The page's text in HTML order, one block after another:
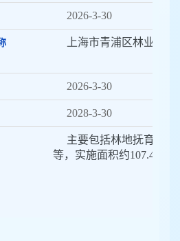
2026-3-30
上海市青浦区林业站
2026-3-30
2028-3-30
主要包括林地抚育、
等，实施面积约107.4亩。